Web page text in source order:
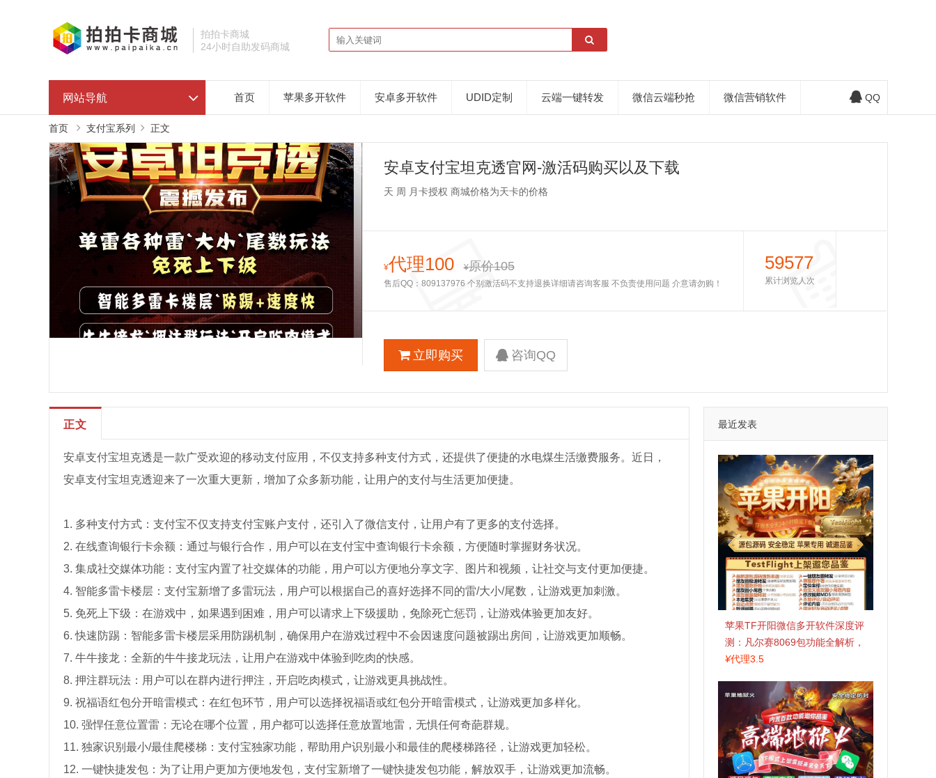
拍拍卡商城
24小时自助发码商城
网站导航 首页 苹果多开软件 安卓多开软件 UDID定制 云端一键转发 微信云端秒抢 微信营销软件 QQ
首页 支付宝系列 正文
安卓支付宝坦克透官网-激活码购买以及下载
天 周 月卡授权 商城价格为天卡的价格
¥代理100 ¥原价105
售后QQ：809137976 个别激活码不支持退换详细请咨询客服 不负责使用问题 介意请勿购！
59577
累计浏览人次
立即购买 咨询QQ
正文
安卓支付宝坦克透是一款广受欢迎的移动支付应用，不仅支持多种支付方式，还提供了便捷的水电煤生活缴费服务。近日，
安卓支付宝坦克透迎来了一次重大更新，增加了众多新功能，让用户的支付与生活更加便捷。
1. 多种支付方式：支付宝不仅支持支付宝账户支付，还引入了微信支付，让用户有了更多的支付选择。
2. 在线查询银行卡余额：通过与银行合作，用户可以在支付宝中查询银行卡余额，方便随时掌握财务状况。
3. 集成社交媒体功能：支付宝内置了社交媒体的功能，用户可以方便地分享文字、图片和视频，让社交与支付更加便捷。
4. 智能多雷卡楼层：支付宝新增了多雷玩法，用户可以根据自己的喜好选择不同的雷/大小/尾数，让游戏更加刺激。
5. 免死上下级：在游戏中，如果遇到困难，用户可以请求上下级援助，免除死亡惩罚，让游戏体验更加友好。
6. 快速防踢：智能多雷卡楼层采用防踢机制，确保用户在游戏过程中不会因速度问题被踢出房间，让游戏更加顺畅。
7. 牛牛接龙：全新的牛牛接龙玩法，让用户在游戏中体验到吃肉的快感。
8. 押注群玩法：用户可以在群内进行押注，开启吃肉模式，让游戏更具挑战性。
9. 祝福语红包分开暗雷模式：在红包环节，用户可以选择祝福语或红包分开暗雷模式，让游戏更加多样化。
10. 强悍任意位置雷：无论在哪个位置，用户都可以选择任意放置地雷，无惧任何奇葩群规。
11. 独家识别最小/最佳爬楼梯：支付宝独家功能，帮助用户识别最小和最佳的爬楼梯路径，让游戏更加轻松。
12. 一键快捷发包：为了让用户更加方便地发包，支付宝新增了一键快捷发包功能，解放双手，让游戏更加流畅。
最近发表
苹果TF开阳微信多开软件深度评
测：凡尔赛8069包功能全解析，
TestFlight稳定版上架，激活认准
¥代理3.5